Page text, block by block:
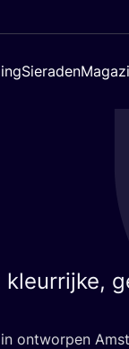
Sieraden
ont­wor­pen